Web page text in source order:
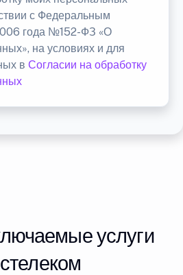
с Федеральным
года №152-ФЗ «О
на условиях и для
в Согласии на обработку
услуги